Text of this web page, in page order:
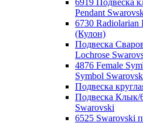
6919 Подвеска
Pendant
6730 Radiolarian
(Кулон)
Подвеска
Lochrose
4876 Female
Symbol
Подвеска
Подвеска Клык/
Swarovski
6525 Swarovski